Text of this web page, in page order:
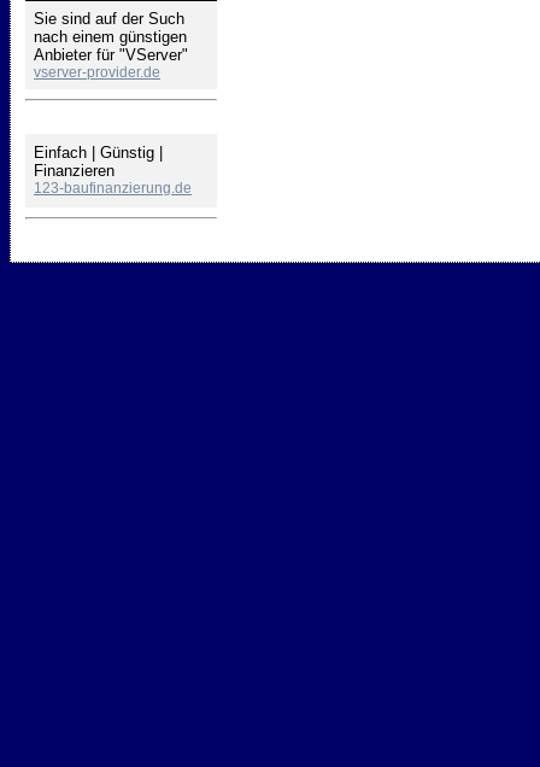
Sie sind auf der Such
nach einem günstigen
Anbieter für "VServer"
vserver-provider.de
Einfach | Günstig |
Finanzieren
123-baufinanzierung.de